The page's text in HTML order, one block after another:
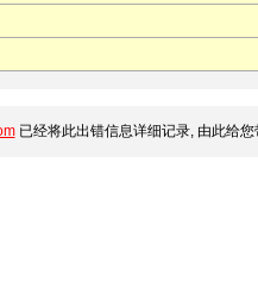
已经将此出错信息详细记录, 由此给